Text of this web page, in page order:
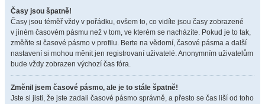
Časy jsou špatně!
Časy jsou téměř vždy v pořádku, ovšem to, co vidíte jsou časy zobrazené
v jiném časovém pásmu než v tom, ve kterém se nacházíte. Pokud je to tak,
změňte si časové pásmo v profilu. Berte na vědomí, časové pásma a další
nastavení si mohou měnit jen registrovaní uživatelé. Anonymním uživatelům
bude vždy zobrazen výchozí čas fóra.
Změnil jsem časové pásmo, ale je to stále špatně!
Jste si jisti, že jste zadali časové pásmo správně, a přesto se čas liší od toho